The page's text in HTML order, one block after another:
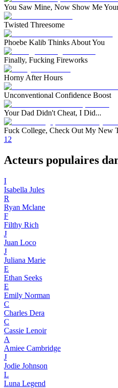
You Saw Mine, Now Show Me
Twisted Threesome
Phoebe Kalib Thinks About You
Finally, Fucking Fireworks
Horny After Hours
Unconventional Confidence Boost
Your Dad Didn't Cheat, I Did...
Fuck College, Check Out My New
1 2
Acteurs populaires
I
Isabella Jules
R
Ryan Mclane
F
Filthy Rich
J
Juan Loco
J
Juliana Marie
E
Ethan Seeks
E
Emily Norman
C
Charles Dera
C
Cassie Lenoir
A
Amiee Cambridge
J
Jodie Johnson
L
Luna Legend